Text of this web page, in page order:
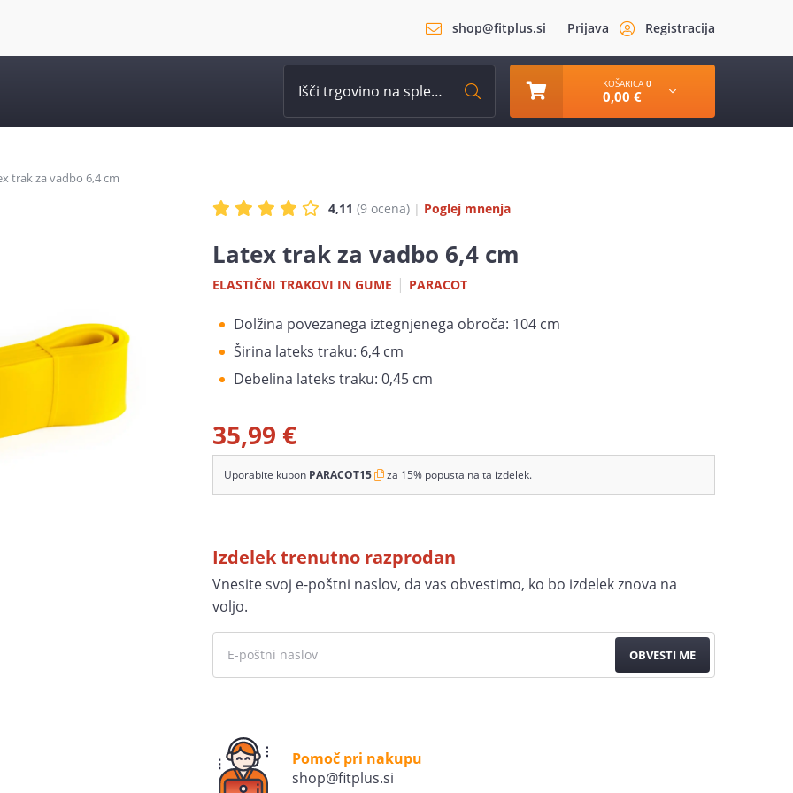
shop@fitplus.si Prijava Registracija
KOŠARICA 0
0,00 €
trak za vadbo 6,4 cm
4,11 (9 ocena) | Poglej mnenja
Latex trak za vadbo 6,4 cm
ELASTIČNI TRAKOVI IN GUME | PARACOT
Dolžina povezanega iztegnjenega obroča: 104 cm
Širina lateks traku: 6,4 cm
Debelina lateks traku: 0,45 cm
35,99 €
Uporabite kupon PARACOT15 za 15% popusta na ta izdelek.
Izdelek trenutno razprodan
Vnesite svoj e-poštni naslov, da vas obvestimo, ko bo izdelek znova na
voljo.
OBVESTI ME
Pomoč pri nakupu
shop@fitplus.si